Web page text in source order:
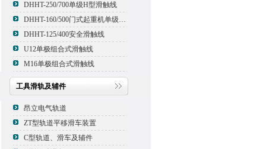
DHHT-250/700单级H型滑触线
DHHT-160/500门式起重机单级组合式滑触线
DHHT-125/400安全滑触线
U12单极组合式滑触线
M16单极组合式滑触线
工具滑轨及辅件
昂立电气轨道
ZT型轨道平移滑车装置
C型轨道、滑车及辅件